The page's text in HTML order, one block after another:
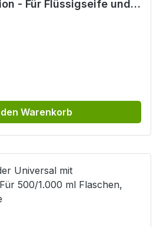
- Für Flüssigseife und
Warenkorb